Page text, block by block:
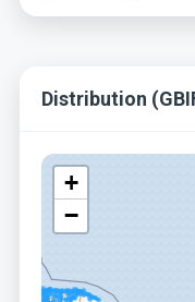
Distribution
+
−